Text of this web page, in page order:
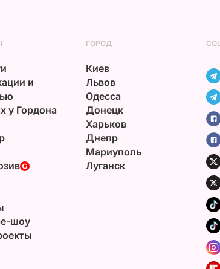
и
у Гордона
шоу
ГОРОД
Киев
Львов
Одесса
Донецк
Харьков
Днепр
Мариуполь
Луганск